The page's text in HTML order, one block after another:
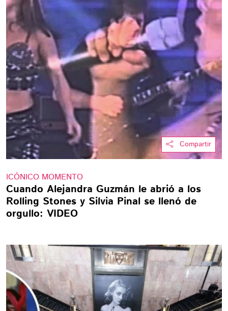
Compartir
ICÓNICO MOMENTO
Cuando Alejandra Guzmán le abrió a los
Rolling Stones y Silvia Pinal se llenó de
orgullo: VIDEO